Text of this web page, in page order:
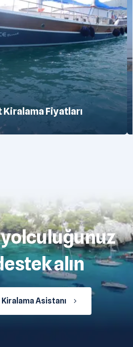
Kiralama Fiyatları
alın
Asistanı